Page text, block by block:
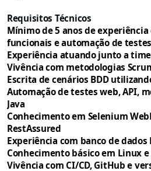
Requisitos Técnicos
Mínimo de 5 anos de
funcionais e automação de testes
Experiência atuando junto a
Vivência com metodologias
Escrita de cenários BDD
Automação de testes web, API,
Java
Conhecimento em Selenium
RestAssured
Experiência com banco de dados
Conhecimento básico em Linux e
Vivência com CI/CD, GitHub e